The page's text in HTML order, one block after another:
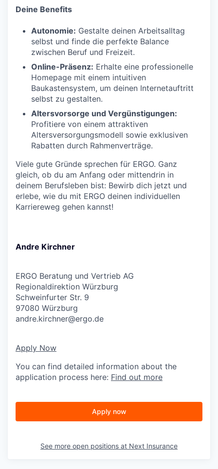
Deine Benefits
Autonomie: Gestalte deinen Arbeitsalltag
selbst und finde die perfekte Balance
zwischen Beruf und Freizeit.
Online-Präsenz: Erhalte eine professionelle
Homepage mit einem intuitiven
Baukastensystem, um deinen Internetauftritt
selbst zu gestalten.
Altersvorsorge und Vergünstigungen:
Profitiere von einem attraktiven
Altersversorgungsmodell sowie exklusiven
Rabatten durch Rahmenverträge.
Viele gute Gründe sprechen für ERGO. Ganz
gleich, ob du am Anfang oder mittendrin in
deinem Berufsleben bist: Bewirb dich jetzt und
erlebe, wie du mit ERGO deinen individuellen
Karriereweg gehen kannst!
Andre Kirchner
ERGO Beratung und Vertrieb AG
Regionaldirektion Würzburg
Schweinfurter Str. 9
97080 Würzburg
andre.kirchner@ergo.de
Apply Now
You can find detailed information about the
application process here: Find out more
Apply now
See more open positions at Next Insurance